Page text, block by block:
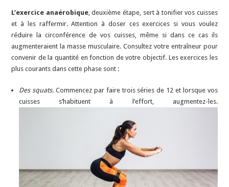
L’exercice anaérobique, deuxième étape, sert à tonifier vos cuisses
et à les raffermir. Attention à doser ces exercices si vous voulez
réduire la circonférence de vos cuisses, même si dans ce cas ils
augmenteraient la masse musculaire. Consultez votre entraîneur pour
convenir de la quantité en fonction de votre objectif. Les exercices les
plus courants dans cette phase sont :
Des squats. Commencez par faire trois séries de 12 et lorsque vos
cuisses s’habituent à l’effort, augmentez-les.